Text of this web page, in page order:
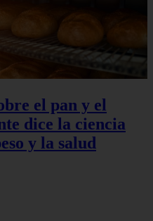
el pan y el
dice la ciencia
y la salud